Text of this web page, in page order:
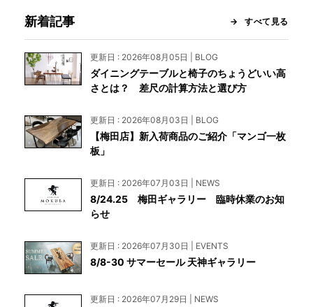
新着記事 すべて見る
更新日 : 2026年08月05日 | BLOG
ダイニングテーブルと椅子のちょうどいい高
さとは？ 差尺の計算方法と選び方
更新日 : 2026年08月03日 | BLOG
【梅田店】新入荷商品のご紹介「マンゴ一枚
板」
更新日 : 2026年07月03日 | NEWS
8/24.25 梅田ギャラリー 臨時休業のお知
らせ
更新日 : 2026年07月30日 | EVENTS
8/8-30 サマーセール 天神ギャラリー
更新日 : 2026年07月29日 | NEWS